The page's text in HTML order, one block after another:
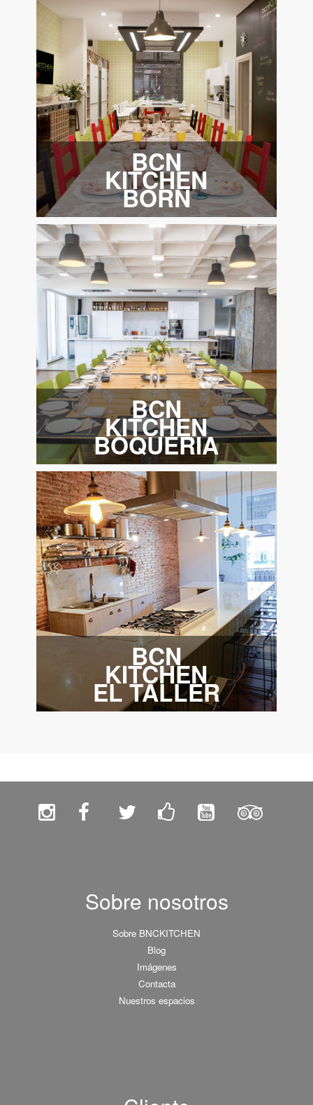
BCN
KITCHEN
BORN
BCN
KITCHEN
BOQUERIA
BCN
KITCHEN
EL TALLER
Sobre nosotros
Sobre BNCKITCHEN
Blog
Imágenes
Contacta
Nuestros espacios